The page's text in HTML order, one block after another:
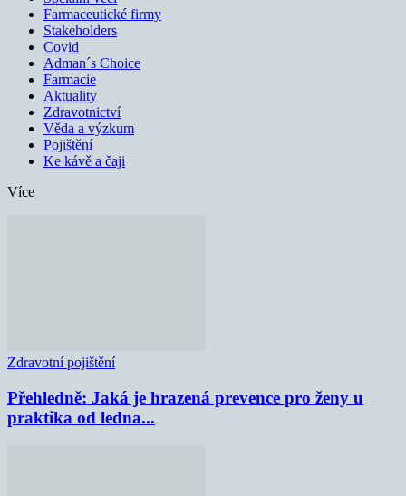
Farmaceutické firmy
Stakeholders
Covid
Adman´s Choice
Farmacie
Aktuality
Zdravotnictví
Věda a výzkum
Pojištění
Ke kávě a čaji
Více
Zdravotní pojištění
Přehledně: Jaká je hrazená prevence pro ženy u
praktika od ledna...